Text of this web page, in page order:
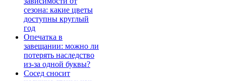
сезона: какие цветы
доступны круглый
год
Опечатка в
завещании: можно ли
потерять наследство
из-за одной буквы?
Сосед сносит